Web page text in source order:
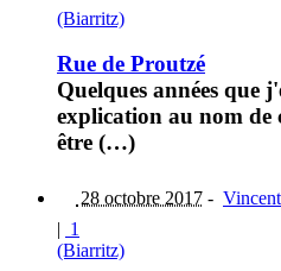
(Biarritz)
Rue de Proutzé
Quelques années que
explication au nom de
être (…)
28 octobre 2017 - Vincent
| 1
(Biarritz)